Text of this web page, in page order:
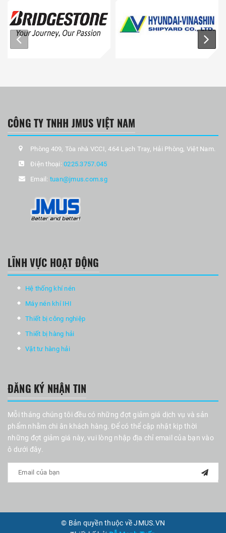
CÔNG TY TNHH JMUS VIỆT NAM
Phòng 409, Tòa nhà VCCI, 464 Lạch Tray, Hải Phòng, Việt Nam.
Điện thoại: 0225.3757.045
Email: tuan@jmus.com.sg
LĨNH VỰC HOẠT ĐỘNG
Hệ thống khí nén
Máy nén khí IHI
Thiết bị công nghiệp
Thiết bị hàng hải
Vật tư hàng hải
ĐĂNG KÝ NHẬN TIN
Mỗi tháng chúng tôi đều có những đợt giảm giá dịch vụ và sản
phẩm nhằm chi ân khách hàng. Để có thể cập nhật kịp thời
những đợt giảm giá này, vui lòng nhập địa chỉ email của bạn vào
ô dưới đây.
© Bản quyền thuộc về JMUS.VN